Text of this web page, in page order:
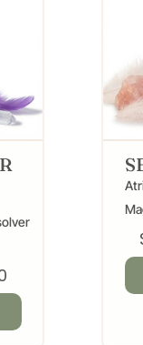
Rango
de
precios: